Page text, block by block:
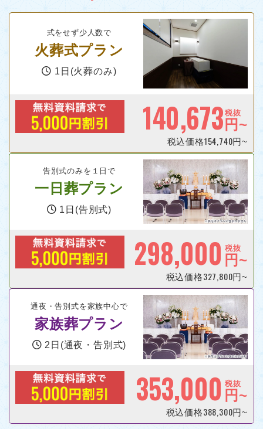
式をせず少人数で
火葬式プラン
1日(火葬のみ)
140,673 円~
税抜
税込価格154,740円~
告別式のみを１日で
一日葬プラン
1日(告別式)
298,000 円~
税抜
税込価格327,800円~
通夜・告別式を家族中心で
家族葬プラン
2日(通夜・告別式)
353,000 円~
税抜
税込価格388,300円~